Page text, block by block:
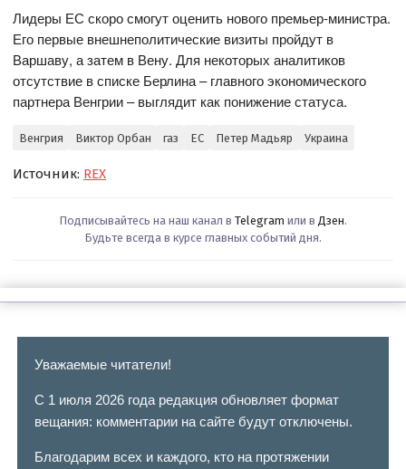
Лидеры ЕС скоро смогут оценить нового премьер-министра.
Его первые внешнеполитические визиты пройдут в
Варшаву, а затем в Вену. Для некоторых аналитиков
отсутствие в списке Берлина – главного экономического
партнера Венгрии – выглядит как понижение статуса.
Венгрия Виктор Орбан газ ЕС Петер Мадьяр Украина
Источник: REX
Подписывайтесь на наш канал в Telegram или в Дзен.
Будьте всегда в курсе главных событий дня.
Уважаемые читатели!
С 1 июля 2026 года редакция обновляет формат
вещания: комментарии на сайте будут отключены.
Благодарим всех и каждого, кто на протяжении